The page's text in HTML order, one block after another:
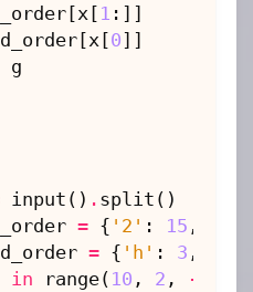
[x [ 1 :]]
[x [0]]
g
input () . split ()
= { '2' : 15 ,
= { 'h' : 3 ,
in range( 10 , 2 , -